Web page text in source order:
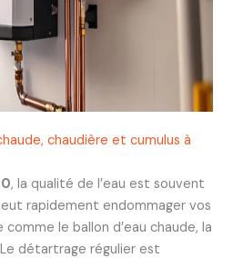
chaudière et cumulus à
, la qualité de l’eau est souvent
rapidement endommager vos
le ballon d’eau chaude, la
détartrage régulier est